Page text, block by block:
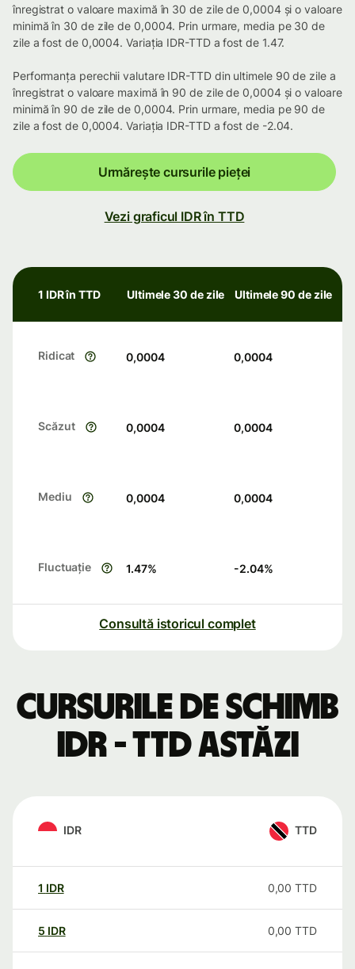
înregistrat o valoare maximă în 30 de zile de 0,0004 și o valoare
minimă în 30 de zile de 0,0004. Prin urmare, media pe 30 de
zile a fost de 0,0004. Variația IDR-TTD a fost de 1.47.
Performanța perechii valutare IDR-TTD din ultimele 90 de zile a
înregistrat o valoare maximă în 90 de zile de 0,0004 și o valoare
minimă în 90 de zile de 0,0004. Prin urmare, media pe 90 de
zile a fost de 0,0004. Variația IDR-TTD a fost de -2.04.
Urmărește cursurile pieței
Vezi graficul IDR în TTD
1 IDR în TTD Ultimele 30 de zile Ultimele 90 de zile
Ridicat 0,0004 0,0004
Scăzut 0,0004 0,0004
Mediu 0,0004 0,0004
Fluctuație 1.47% -2.04%
Consultă istoricul complet
Cursurile de schimb
IDR - TTD astăzi
IDR TTD
1 IDR 0,00 TTD
5 IDR 0,00 TTD